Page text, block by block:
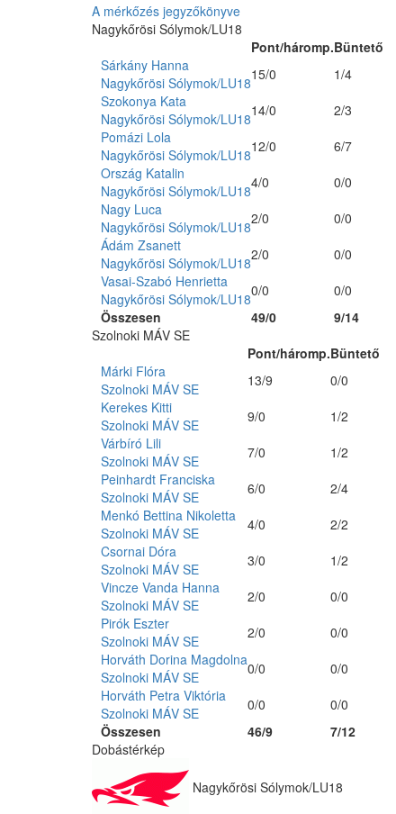
A mérkőzés jegyzőkönyve
Nagykőrösi Sólymok/LU18
Pont/háromp.Büntető
Összesen 49/0 9/14
Sárkány Hanna
Nagykőrösi Sólymok/LU1815/0
1/4
Szokonya Kata
Nagykőrösi Sólymok/LU1814/0
2/3
Pomázi Lola
Nagykőrösi Sólymok/LU1812/0
6/7
Ország Katalin
Nagykőrösi Sólymok/LU184/0
0/0
Nagy Luca
Nagykőrösi Sólymok/LU182/0
0/0
Ádám Zsanett
Nagykőrösi Sólymok/LU182/0
0/0
Vasai-Szabó Henrietta
Nagykőrösi Sólymok/LU180/0 0/0
Szolnoki MÁV SE
Pont/háromp.Büntető
Összesen 46/9 7/12
Márki Flóra
Szolnoki MÁV SE
13/9
0/0
Kerekes Kitti
Szolnoki MÁV SE
9/0
1/2
Várbíró Lili
Szolnoki MÁV SE
7/0
1/2
Peinhardt Franciska
Szolnoki MÁV SE
6/0
2/4
Menkó Bettina Nikoletta
Szolnoki MÁV SE
4/0
2/2
Csornai Dóra
Szolnoki MÁV SE
3/0
1/2
Vincze Vanda Hanna
Szolnoki MÁV SE
2/0
0/0
Pirók Eszter
Szolnoki MÁV SE
2/0
0/0
Horváth Dorina Magdolna
Szolnoki MÁV SE
0/0
0/0
Horváth Petra Viktória
Szolnoki MÁV SE
0/0 0/0
Dobástérkép
Nagykőrösi Sólymok/LU18